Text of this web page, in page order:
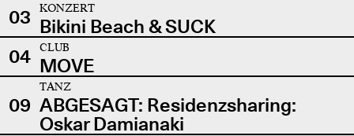
03
KONZERT
Bikini Beach & SUCK
04
CLUB
MOVE
09
TANZ
ABGESAGT: Residenzsharing:
Oskar Damianaki